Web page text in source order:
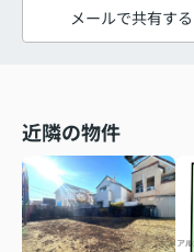
メールで共有する
近隣の物件